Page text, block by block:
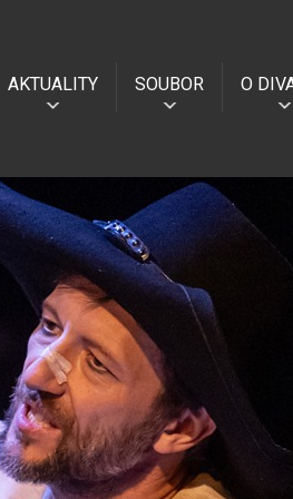
AKTUALITY SOUBOR O